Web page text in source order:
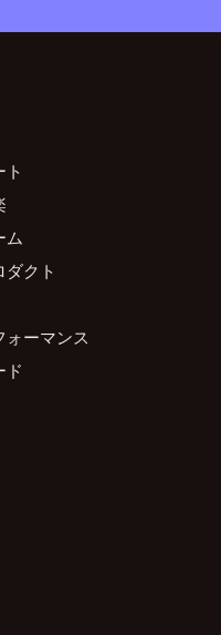
ト
ム
ダクト
ォーマンス
ド